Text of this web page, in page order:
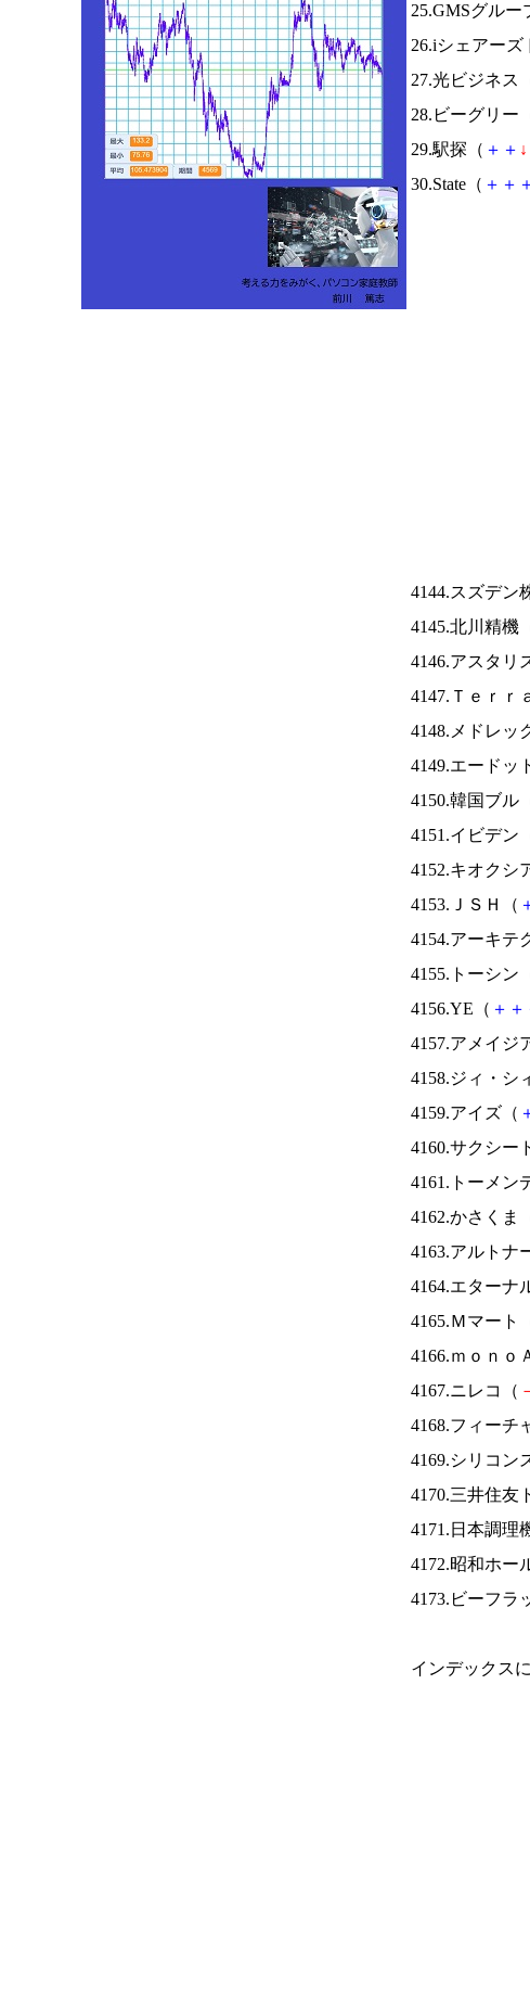
25.GMSグルー
26.iシェアーズ
27.光ビジネス
28.ビーグリー
29.駅探（ ＋ ＋ ↓
30.State（ ＋ ＋
4144.スズデン
4145.北川精機
4146.アスタリ
4147.Ｔｅｒｒ
4148.メドレッ
4149.エードッ
4150.韓国ブル
4151.イビデン
4152.キオクシ
4153.ＪＳＨ（
4154.アーキテ
4155.トーシン
4156.YE（ ＋ ＋
4157.アメイジ
4158.ジィ・シ
4159.アイズ（
4160.サクシー
4161.トーメン
4162.かさくま
4163.アルトナ
4164.エターナ
4165.Ｍマート
4166.ｍｏｎｏ
4167.ニレコ（
4168.フィーチ
4169.シリコン
4170.三井住友
4171.日本調理
4172.昭和ホー
4173.ビーフラ
インデックス